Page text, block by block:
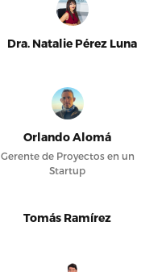
Dra. Natalie Pérez Luna
Orlando Alomá
Gerente de Proyectos en un
Startup
Tomás Ramírez